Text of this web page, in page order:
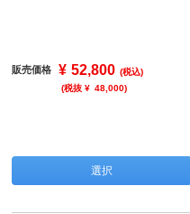
販売価格 ¥ 52,800 (税込)
(税抜 ¥ 48,000)
選択